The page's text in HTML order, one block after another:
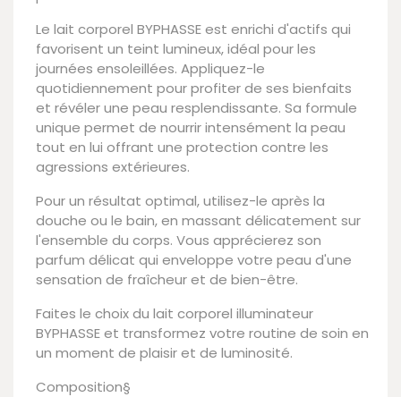
Le lait corporel BYPHASSE est enrichi d'actifs qui
favorisent un teint lumineux, idéal pour les
journées ensoleillées. Appliquez-le
quotidiennement pour profiter de ses bienfaits
et révéler une peau resplendissante. Sa formule
unique permet de nourrir intensément la peau
tout en lui offrant une protection contre les
agressions extérieures.
Pour un résultat optimal, utilisez-le après la
douche ou le bain, en massant délicatement sur
l'ensemble du corps. Vous apprécierez son
parfum délicat qui enveloppe votre peau d'une
sensation de fraîcheur et de bien-être.
Faites le choix du lait corporel illuminateur
BYPHASSE et transformez votre routine de soin en
un moment de plaisir et de luminosité.
Composition§